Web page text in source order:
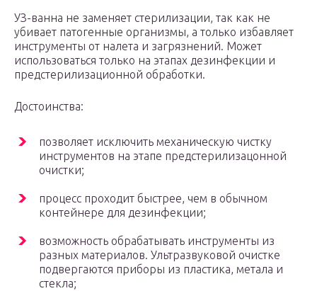
УЗ-ванна не заменяет стерилизации, так как не
убивает патогенные организмы, а только избавляет
инструменты от налета и загрязнений. Может
использоваться только на этапах дезинфекции и
предстерилизационной обработки.
Достоинства:
позволяет исключить механическую чистку
инструментов на этапе предстерилизацонной
очистки;
процесс проходит быстрее, чем в обычном
контейнере для дезинфекции;
возможность обрабатывать инструменты из
разных материалов. Ультразвуковой очистке
подвергаются приборы из пластика, метала и
стекла;